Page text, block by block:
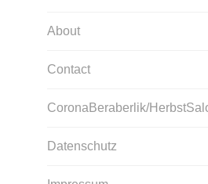
About
Contact
CoronaBeraberlik/
Datenschutz